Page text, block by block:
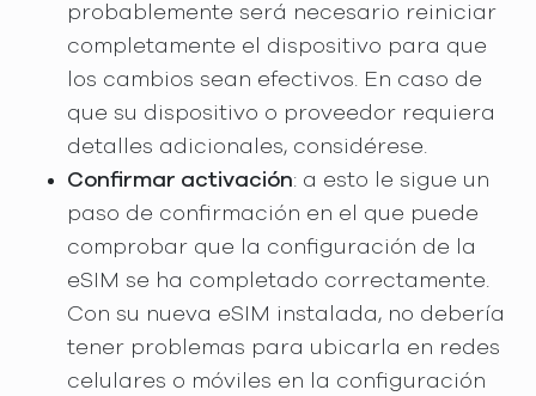
probablemente será necesario reiniciar
completamente el dispositivo para que
los cambios sean efectivos. En caso de
que su dispositivo o proveedor requiera
detalles adicionales, considérese.
Confirmar activación: a esto le sigue un
paso de confirmación en el que puede
comprobar que la configuración de la
eSIM se ha completado correctamente.
Con su nueva eSIM instalada, no debería
tener problemas para ubicarla en redes
celulares o móviles en la configuración